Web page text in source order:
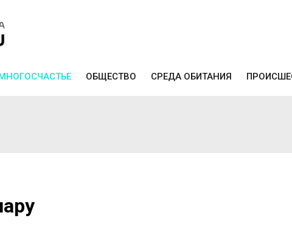
ОБЩЕСТВО СРЕДА ОБИТАНИЯ